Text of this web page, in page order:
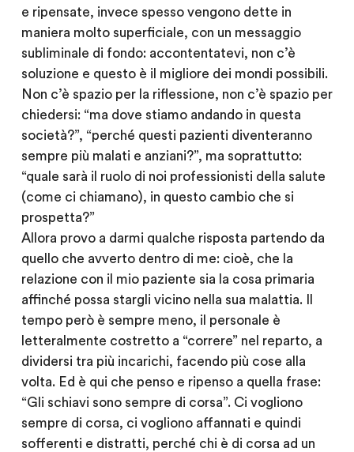
e ripensate, invece spesso vengono dette in
maniera molto superficiale, con un messaggio
subliminale di fondo: accontentatevi, non c’è
soluzione e questo è il migliore dei mondi possibili.
Non c’è spazio per la riflessione, non c’è spazio per
chiedersi: “ma dove stiamo andando in questa
società?”, “perché questi pazienti diventeranno
sempre più malati e anziani?”, ma soprattutto:
“quale sarà il ruolo di noi professionisti della salute
(come ci chiamano), in questo cambio che si
prospetta?”
Allora provo a darmi qualche risposta partendo da
quello che avverto dentro di me: cioè, che la
relazione con il mio paziente sia la cosa primaria
affinché possa stargli vicino nella sua malattia. Il
tempo però è sempre meno, il personale è
letteralmente costretto a “correre” nel reparto, a
dividersi tra più incarichi, facendo più cose alla
volta. Ed è qui che penso e ripenso a quella frase:
“Gli schiavi sono sempre di corsa”. Ci vogliono
sempre di corsa, ci vogliono affannati e quindi
sofferenti e distratti, perché chi è di corsa ad un